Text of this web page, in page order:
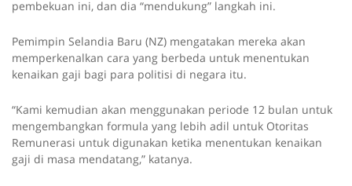
pembekuan ini, dan dia “mendukung” langkah ini.
Pemimpin Selandia Baru (NZ) mengatakan mereka akan
memperkenalkan cara yang berbeda untuk menentukan
kenaikan gaji bagi para politisi di negara itu.
“Kami kemudian akan menggunakan periode 12 bulan untuk
mengembangkan formula yang lebih adil untuk Otoritas
Remunerasi untuk digunakan ketika menentukan kenaikan
gaji di masa mendatang,” katanya.